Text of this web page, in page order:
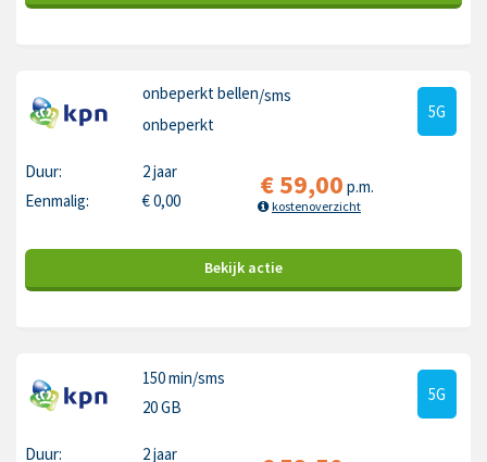
onbeperkt bellen/sms
onbeperkt
5G
Duur:
2 jaar
Eenmalig:
€0,00 €59,00 p.m.
kostenoverzicht
Bekijk actie
150 min/sms
20 GB
5G
Duur: 2 jaar